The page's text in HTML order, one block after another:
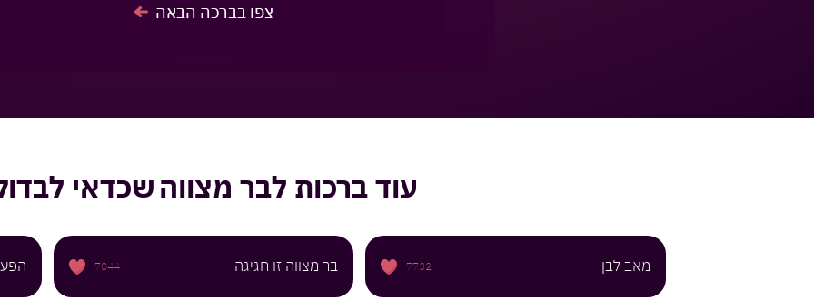
צפו בברכה הבאה
עוד ברכות לבר מצווהשכדאי
מאב לבן 7732 בר מצווה זו חגיגה 7044